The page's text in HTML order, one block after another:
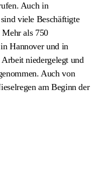
Auch in
viele Beschäftigte
als 750
Hannover und in
niedergelegt und
Auch von
am Beginn der